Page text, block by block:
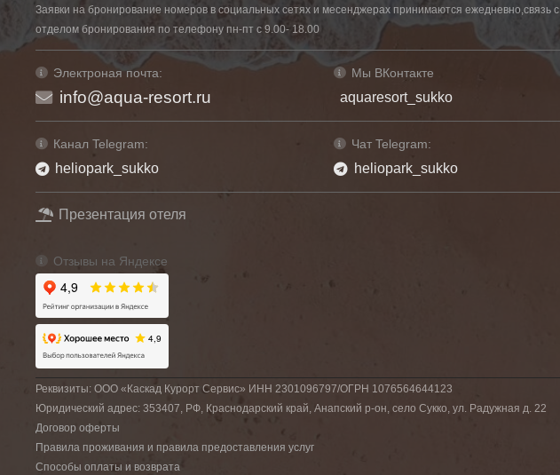
Заявки на бронирование номеров в социальных сетях и месенджерах принимаются ежедневно,связь с
отделом бронирования по телефону пн-пт с 9.00- 18.00
Электроная почта:
info@aqua-resort.ru
Мы ВКонтакте
aquaresort_sukko
Канал Telegram:
heliopark_sukko
Чат Telegram:
heliopark_sukko
Презентация отеля
Отзывы на Яндексе
Реквизиты: ООО «Каскад Курорт Сервис» ИНН 2301096797/ОГРН 1076564644123
Юридический адрес: 353407, РФ, Краснодарский край, Анапский р-он, село Сукко, ул. Радужная д. 22
Договор оферты
Правила проживания и правила предоставления услуг
Способы оплаты и возврата